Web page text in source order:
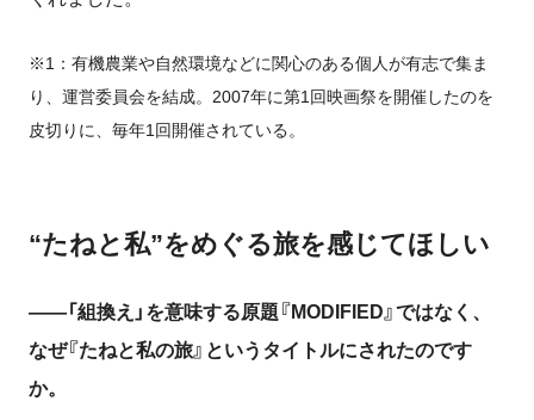
※1：有機農業や自然環境などに関心のある個人が有志で集ま
り、運営委員会を結成。2007年に第1回映画祭を開催したのを
皮切りに、毎年1回開催されている。
“たねと私”をめぐる旅を感じてほしい
――「組換え」を意味する原題『MODIFIED』ではなく、
なぜ『たねと私の旅』というタイトルにされたのです
か。